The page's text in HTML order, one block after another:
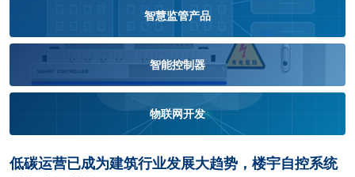
智慧监管产品
智能控制器
物联网开发
低碳运营已成为建筑行业发展大趋势，楼宇自控系统